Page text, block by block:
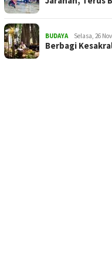
BUDAYA Selasa, 26
Berbagi